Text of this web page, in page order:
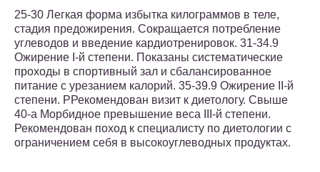
25-30 Легкая форма избытка килограммов в теле,
стадия предожирения. Сокращается потребление
углеводов и введение кардиотренировок. 31-34.9
Ожирение I-й степени. Показаны систематические
проходы в спортивный зал и сбалансированное
питание с урезанием калорий. 35-39.9 Ожирение II-й
степени. РРекомендован визит к диетологу. Свыше
40-а Морбидное превышение веса III-й степени.
Рекомендован поход к специалисту по диетологии с
ограничением себя в высокоуглеводных продуктах.